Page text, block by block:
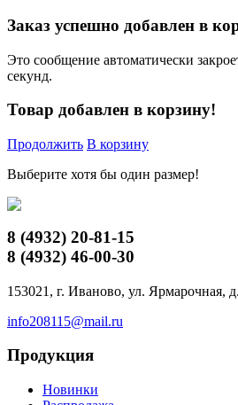
Заказ успешно добавлен в
Это сообщение автоматически
секунд.
Товар добавлен в корзину!
Продолжить В корзину
Выберите хотя бы один размер!
8 (4932) 20-81-15
8 (4932) 46-00-30
153021, г. Иваново, ул. Ярмарочная,
info208115@mail.ru
Продукция
Новинки